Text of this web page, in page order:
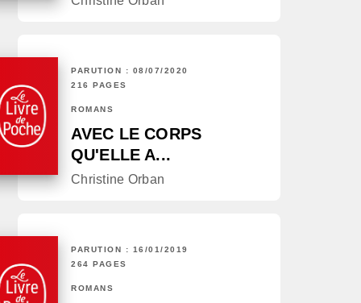
PARUTION : 08/07/2020
216 PAGES
ROMANS
AVEC LE CORPS
QU'ELLE A...
Christine Orban
PARUTION : 16/01/2019
264 PAGES
ROMANS